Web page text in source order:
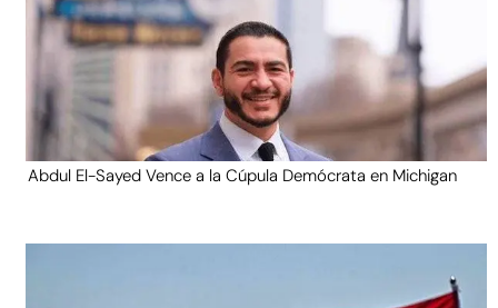
Abdul El-Sayed Vence a la Cúpula Demócrata en Michigan